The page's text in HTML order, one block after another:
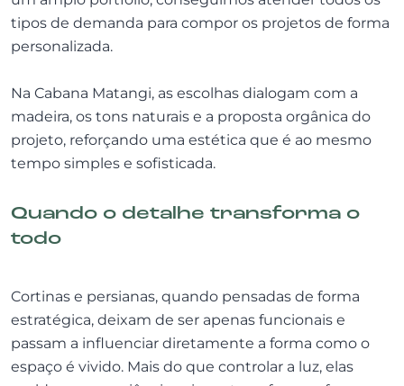
tipos de demanda para compor os projetos de forma
personalizada.
Na Cabana Matangi, as escolhas dialogam com a
madeira, os tons naturais e a proposta orgânica do
projeto, reforçando uma estética que é ao mesmo
tempo simples e sofisticada.
Quando o detalhe transforma o
todo
Cortinas e persianas, quando pensadas de forma
estratégica, deixam de ser apenas funcionais e
passam a influenciar diretamente a forma como o
espaço é vivido. Mais do que controlar a luz, elas